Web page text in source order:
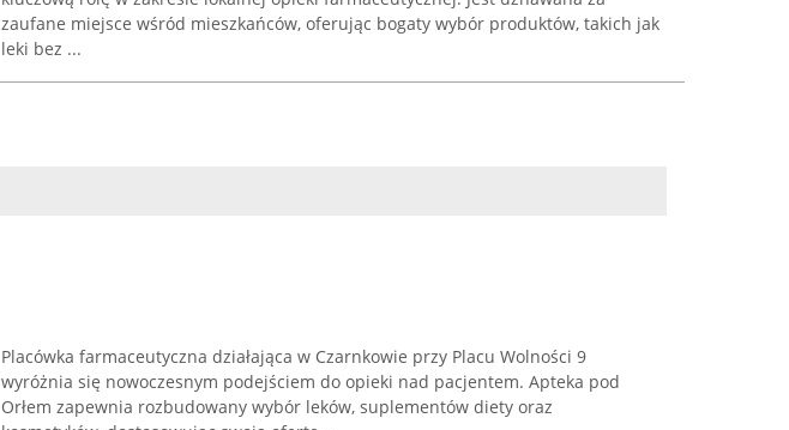
zaufane miejsce wśród mieszkańców, oferując bogaty wybór produktów, takich jak
leki bez ...
Placówka farmaceutyczna działająca w Czarnkowie przy Placu Wolności 9
wyróżnia się nowoczesnym podejściem do opieki nad pacjentem. Apteka pod
Orłem zapewnia rozbudowany wybór leków, suplementów diety oraz